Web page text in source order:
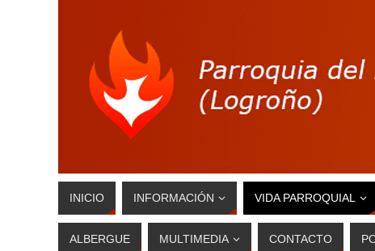
INICIO INFORMACIÓN VIDA PARROQUIAL
ALBERGUE MULTIMEDIA CONTACTO